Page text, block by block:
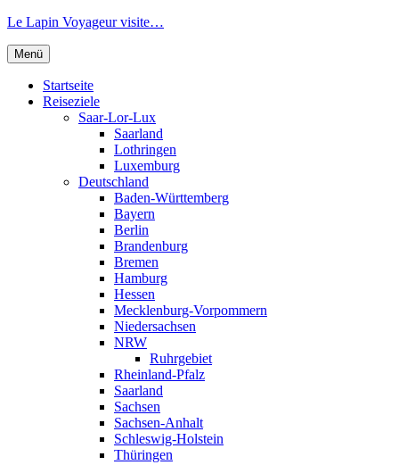
Zum
springen
Le Lapin Voyageur visite…
Menü
Startseite
Reiseziele
Saar-Lor-Lux
Saarland
Lothringen
Luxemburg
Deutschland
Baden-Württemberg
Bayern
Berlin
Brandenburg
Bremen
Hamburg
Hessen
Mecklenburg-Vorpommern
Niedersachsen
NRW
Ruhrgebiet
Rheinland-Pfalz
Saarland
Sachsen
Sachsen-Anhalt
Schleswig-Holstein
Thüringen